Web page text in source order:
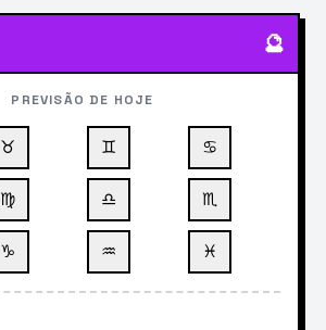
🔮
PREVISÃO DE HOJE
♉ ♊ ♋
♍ ♎ ♏
♑ ♒ ♓